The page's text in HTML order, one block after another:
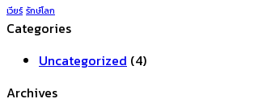
เวียร์ รักษ์โลก
Categories
Uncategorized (4)
Archives